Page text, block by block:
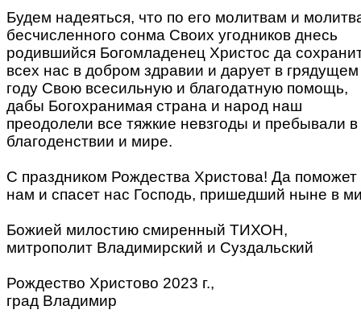
Будем надеяться, что по его молитвам и
бесчисленного сонма Своих угодников днесь
родившийся Богомладенец Христос да
всех нас в добром здравии и дарует в грядущем
году Свою всесильную и благодатную помощь,
дабы Богохранимая страна и народ наш
преодолели все тяжкие невзгоды и пребывали в
благоденствии и мире.
С праздником Рождества Христова! Да поможет
нам и спасет нас Господь, пришедший ныне в
Божией милостию смиренный ТИХОН,
митрополит Владимирский и Суздальский
Рождество Христово 2023 г.,
град Владимир